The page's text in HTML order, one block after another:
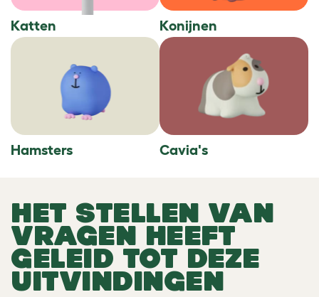
Katten Konijnen
Hamsters Cavia's
HET STELLEN VAN
VRAGEN HEEFT
GELEID TOT DEZE
UITVINDINGEN